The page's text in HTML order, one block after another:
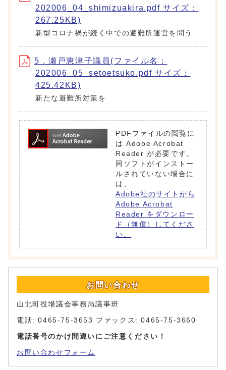
202006_04_shimizuakira.pdf サイズ：
267.25KB)
新型コロナ禍が続く中での避難所運営を問う
5．瀬戸恵津子議員(ファイル名：
202006_05_setoetsuko.pdf サイズ：
425.42KB)
新たな避難所対策を
PDFファイルの閲覧に
は Adobe Acrobat
Reader が必要です。
同ソフトがインストー
ルされていない場合に
は、
Adobe社のサイトから
Adobe Acrobat
Reader をダウンロー
ド（無償）してくださ
い。
お問い合わせ
山北町役場議会事務局議事班
電話: 0465-75-3653 ファックス: 0465-75-3660
電話番号のかけ間違いにご注意ください！
お問い合わせフォーム